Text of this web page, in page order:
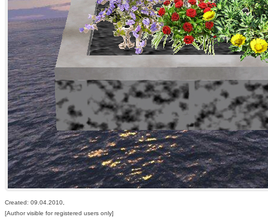
Created: 09.04.2010,
[Author visible for registered users only]